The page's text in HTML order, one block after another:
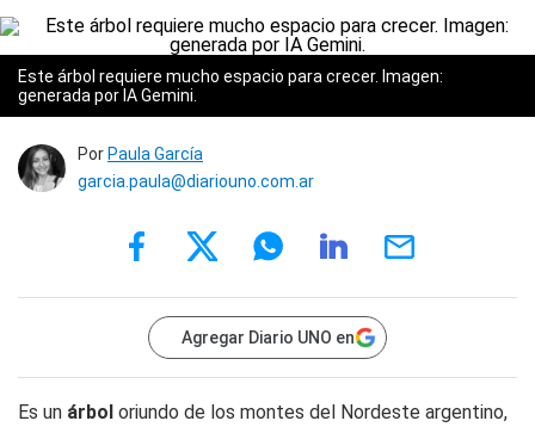
Este árbol requiere mucho espacio para crecer. Imagen:
generada por IA Gemini.
Por Paula García
garcia.paula@diariouno.com.ar
Agregar Diario UNO en
Es un árbol oriundo de los montes del Nordeste argentino,